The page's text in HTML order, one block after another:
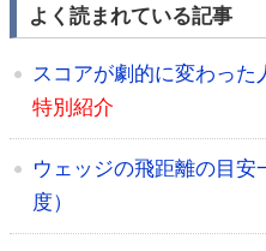
よく読まれている記事
スコアが劇的に変わった
特別紹介
ウェッジの飛距離の目安
度）